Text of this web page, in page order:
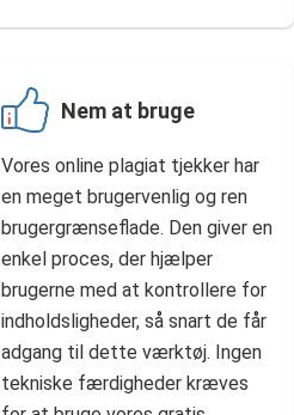
Nem at bruge
Vores online plagiat tjekker har
en meget brugervenlig og ren
brugergrænseflade. Den giver en
enkel proces, der hjælper
brugerne med at kontrollere for
indholdsligheder, så snart de får
adgang til dette værktøj. Ingen
tekniske færdigheder kræves